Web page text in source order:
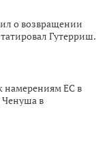
о возвращении
Гутерриш.
намерениям ЕС в
Ченуша в